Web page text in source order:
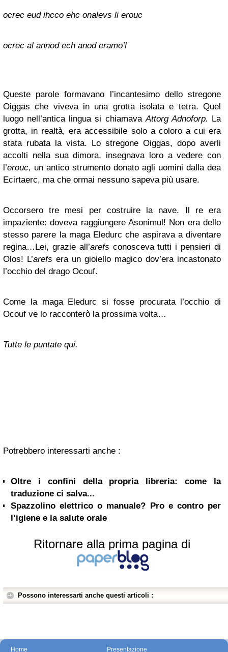
ocrec eud ihcco ehc onalevs li erouc
ocrec al annod ech anod eramo’l
Queste parole formavano l’incantesimo dello stregone
Oiggas che viveva in una grotta isolata e tetra. Quel
luogo nell’antica lingua si chiamavaAttorg Adnoforp. La
grotta, in realtà, era accessibile solo a coloro a cui era
stata rubata la vista. Lo stregone Oiggas, dopo averli
accolti nella sua dimora, insegnava loro a vedere con
l’erouc, un antico strumento donato agli uomini dalla dea
Ecirtaerc, ma che ormai nessuno sapeva più usare.
Occorsero tre mesi per costruire la nave. Il re era
impaziente: doveva raggiungere Asonimul! Non era dello
stesso parere la maga Eledurc che aspirava a diventare
regina…Lei, grazie all’arefs conosceva tutti i pensieri di
Olos! L’arefs era un gioiello magico dov’era incastonato
l’occhio del drago Ocouf.
Come la maga Eledurc si fosse procurata l’occhio di
Ocouf ve lo racconterò la prossima volta…
Tutte le puntate qui.
Potrebbero interessarti anche :
Oltre i confini della propria libreria: come la
traduzione ci salva...
Spazzolino elettrico o manuale? Pro e contro per
l’igiene e la salute orale
Ritornare alla prima pagina di
Possono interessarti anche questi articoli :
Home Presentazione